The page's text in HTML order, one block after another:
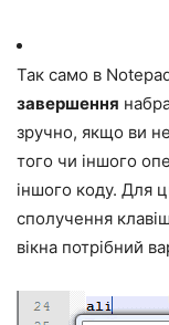
Так само в
завершення
зручно, якщо ви
того чи іншого
іншого коду. Для
сполучення
вікна потрібний